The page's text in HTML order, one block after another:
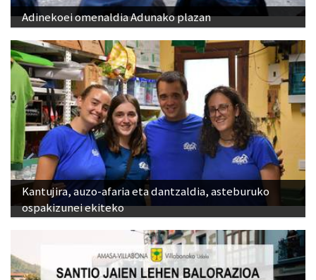
Adinekoei omenaldia Adunako plazan
Kantujira, auzo-afaria eta dantzaldia, asteburuko
ospakizunei ekiteko